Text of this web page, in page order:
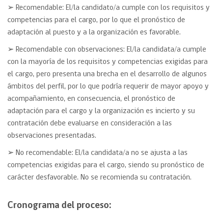
➢ Recomendable: El/la candidato/a cumple con los requisitos y
competencias para el cargo, por lo que el pronóstico de
adaptación al puesto y a la organización es favorable.
➢ Recomendable con observaciones: El/la candidata/a cumple
con la mayoría de los requisitos y competencias exigidas para
el cargo, pero presenta una brecha en el desarrollo de algunos
ámbitos del perfil, por lo que podría requerir de mayor apoyo y
acompañamiento, en consecuencia, el pronóstico de
adaptación para el cargo y la organización es incierto y su
contratación debe evaluarse en consideración a las
observaciones presentadas.
➢ No recomendable: El/la candidata/a no se ajusta a las
competencias exigidas para el cargo, siendo su pronóstico de
carácter desfavorable. No se recomienda su contratación.
Cronograma del proceso: